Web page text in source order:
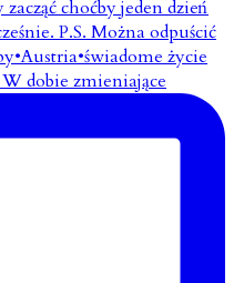
dobie zmieniające